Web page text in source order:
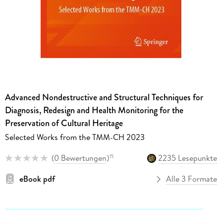
Advanced Nondestructive and Structural Techniques for
Diagnosis, Redesign and Health Monitoring for the
Preservation of Cultural Heritage
Selected Works from the TMM-CH 2023
(0 Bewertungen)15
2235 Lesepunkte
eBook pdf
Alle 3 Formate